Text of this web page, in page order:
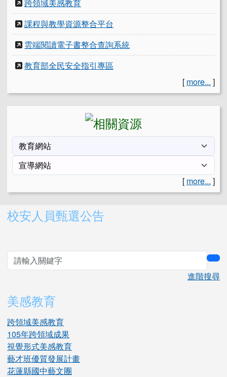
跨領域美感教育
課程與教學資源整合平台
雲端閱讀電子書整合查詢系統
教育部全民安全指引專區
[ more... ]
[ more... ]
右邊區域內容
校安人員甄選公告
進階搜尋
美感教育
跨領域美感教育
105年跨領域成果
視覺形式美感教育
藝才班優質發展計畫
花蓮縣國中藝文團